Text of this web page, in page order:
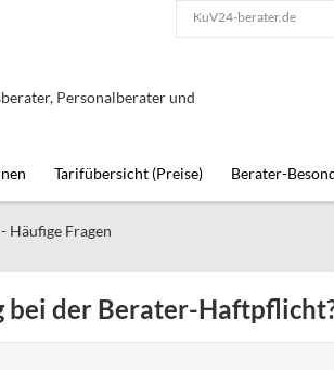
Personalberater und
KuV24-berater.de
Tarifübersicht (Preise) Berater-
Häufige Fragen
bei der Berater-